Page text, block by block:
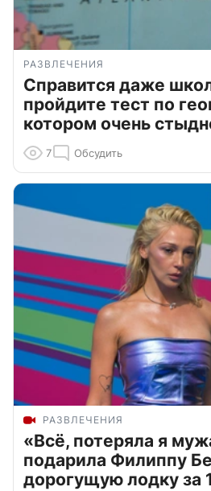
РАЗВЛЕЧЕНИЯ
Справится даже
пройдите тест по
котором очень
7 Обсудить
РАЗВЛЕЧЕНИЯ
«Всё, потеряла я
подарила Филиппу
дорогущую лодку за